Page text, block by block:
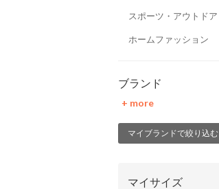
スポーツ・アウトドア
ホームファッション
ブランド
+ more
マイブランドで絞り込む
マイサイズ